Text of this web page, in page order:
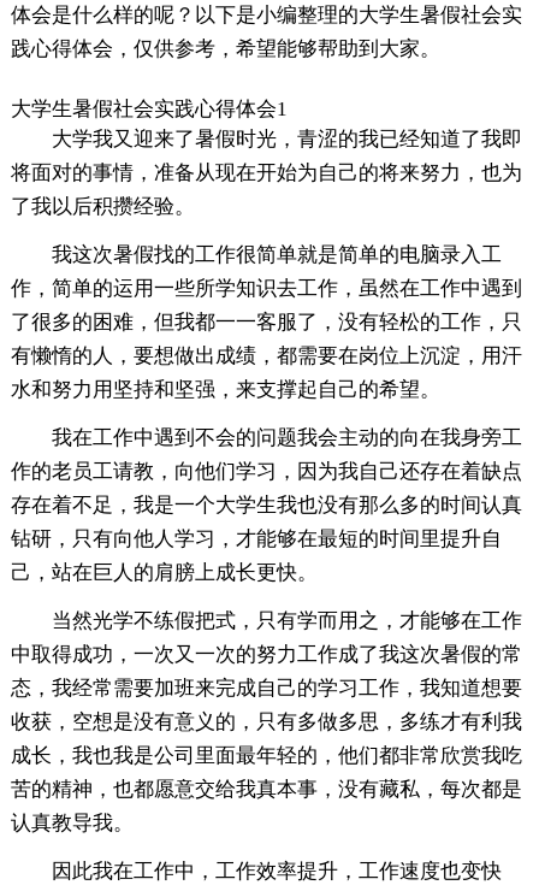
体会是什么样的呢？以下是小编整理的大学生暑假社会实
践心得体会，仅供参考，希望能够帮助到大家。
大学生暑假社会实践心得体会1
大学我又迎来了暑假时光，青涩的我已经知道了我即
将面对的事情，准备从现在开始为自己的将来努力，也为
了我以后积攒经验。
我这次暑假找的工作很简单就是简单的电脑录入工
作，简单的运用一些所学知识去工作，虽然在工作中遇到
了很多的困难，但我都一一客服了，没有轻松的工作，只
有懒惰的人，要想做出成绩，都需要在岗位上沉淀，用汗
水和努力用坚持和坚强，来支撑起自己的希望。
我在工作中遇到不会的问题我会主动的向在我身旁工
作的老员工请教，向他们学习，因为我自己还存在着缺点
存在着不足，我是一个大学生我也没有那么多的时间认真
钻研，只有向他人学习，才能够在最短的时间里提升自
己，站在巨人的肩膀上成长更快。
当然光学不练假把式，只有学而用之，才能够在工作
中取得成功，一次又一次的努力工作成了我这次暑假的常
态，我经常需要加班来完成自己的学习工作，我知道想要
收获，空想是没有意义的，只有多做多思，多练才有利我
成长，我也我是公司里面最年轻的，他们都非常欣赏我吃
苦的精神，也都愿意交给我真本事，没有藏私，每次都是
认真教导我。
因此我在工作中，工作效率提升，工作速度也变快